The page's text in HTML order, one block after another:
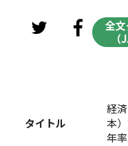
全
タイトル
経
本
年